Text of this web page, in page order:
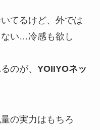
てるけど、外では
い…冷感も欲し
のが、 YOIIYOネッ
の実力はもちろ